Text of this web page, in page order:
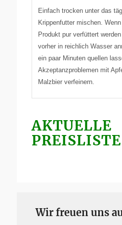
Einfach trocken unter das
Krippenfutter mischen.
Produkt pur verfüttert
vorher in reichlich Wasser
ein paar Minuten quellen
Akzeptanzproblemen mit
Malzbier verfeinern.
AKTUELLE
PREISLISTE
Wir freuen uns